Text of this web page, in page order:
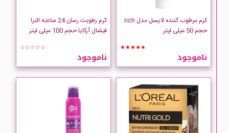
Bernard Cassiere
BIODERMA
BIOL
BMS
CARLINA
کرم مرطوب کننده لایسل مدل rich
حجم 50 میلی لیتر
★★★★★
ناموجود
کرم رطوبت رسان 24 ساعته الترا
فیشال آرکایا حجم 100 میلی لیتر
☆☆☆☆☆
ناموجود